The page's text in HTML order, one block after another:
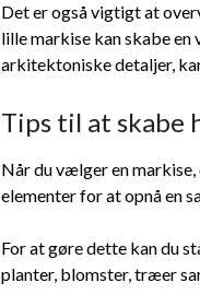
Det er også vigtigt at
lille markise kan skabe
arkitektoniske detaljer,
Tips til at skabe
Når du vælger en
elementer for at opnå en
For at gøre dette kan du
planter, blomster, træer